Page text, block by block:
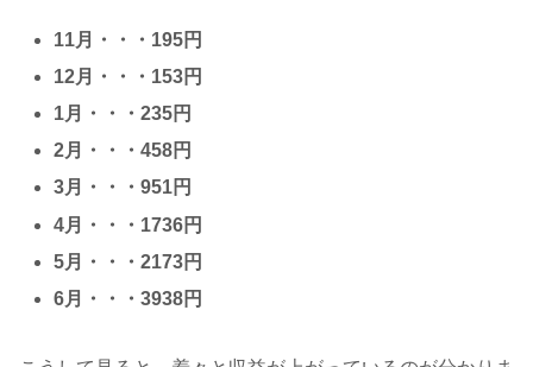
11月・・・195円
12月・・・153円
1月・・・235円
2月・・・458円
3月・・・951円
4月・・・1736円
5月・・・2173円
6月・・・3938円